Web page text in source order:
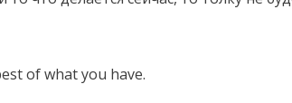
of what you have.